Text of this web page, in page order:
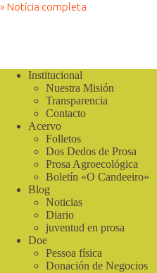
» Notícia completa
¡El
agroecológico!
Institucional
Nuestra Misión
Transparencia
Contacto
Acervo
Folletos
Dos Dedos de Prosa
Prosa Agroecológica
Boletín «O Candeeiro»
Blog
Noticias
Diario
juventud en prosa
Doe
Pessoa física
Donación de Negocios